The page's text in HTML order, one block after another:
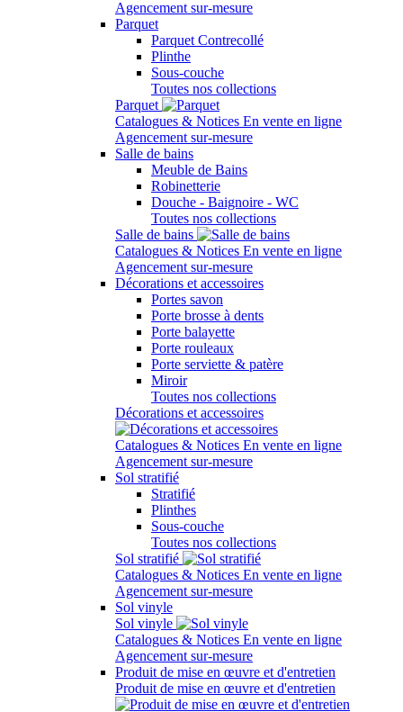
Agencement sur-mesure
Parquet
Parquet Contrecollé
Plinthe
Sous-couche
Toutes nos collections
Parquet
Catalogues & Notices En vente en ligne
Agencement sur-mesure
Salle de bains
Meuble de Bains
Robinetterie
Douche - Baignoire - WC
Toutes nos collections
Salle de bains
Catalogues & Notices En vente en ligne
Agencement sur-mesure
Décorations et accessoires
Portes savon
Porte brosse à dents
Porte balayette
Porte rouleaux
Porte serviette & patère
Miroir
Toutes nos collections
Décorations et accessoires
Catalogues & Notices En vente en ligne
Agencement sur-mesure
Sol stratifié
Stratifié
Plinthes
Sous-couche
Toutes nos collections
Sol stratifié
Catalogues & Notices En vente en ligne
Agencement sur-mesure
Sol vinyle
Sol vinyle
Catalogues & Notices En vente en ligne
Agencement sur-mesure
Produit de mise en œuvre et d'entretien
Produit de mise en œuvre et d'entretien